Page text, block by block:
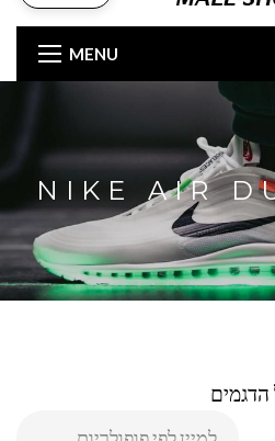
MENU
NIKE AIR
הדגמים